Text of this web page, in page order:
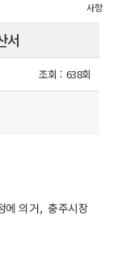
사항
서
조회 : 638회
에 의거, 충주시장